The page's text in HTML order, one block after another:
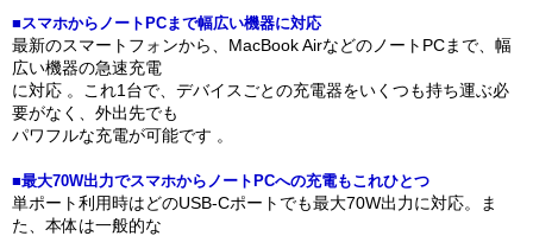
■スマホからノートPCまで幅広い機器に対応
最新のスマートフォンから、MacBook AirなどのノートPCまで、幅
広い機器の急速充電
に対応 。これ1台で、デバイスごとの充電器をいくつも持ち運ぶ必
要がなく、外出先でも
パワフルな充電が可能です 。
■最⼤70W出⼒でスマホからノートPCへの充電もこれひとつ
単ポート利⽤時はどのUSB-Cポートでも最⼤70W出⼒に対応。ま
た、本体は⼀般的な